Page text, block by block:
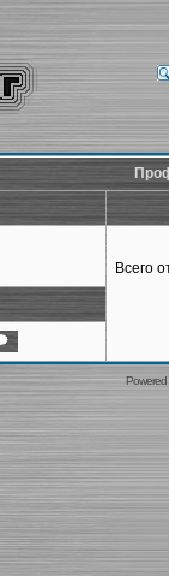
Всего